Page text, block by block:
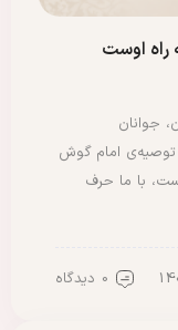
راه اوست
جوانان
توصیه‌ی‌ امام گوش
با ما حرف
0 دیدگاه